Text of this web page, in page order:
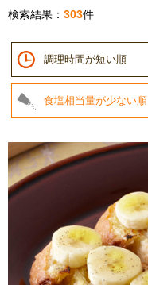
検索結果： 303件
調理時間が短い順
食塩相当量が少ない順